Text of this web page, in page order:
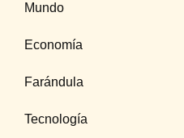
Mundo
Economía
Farándula
Tecnología